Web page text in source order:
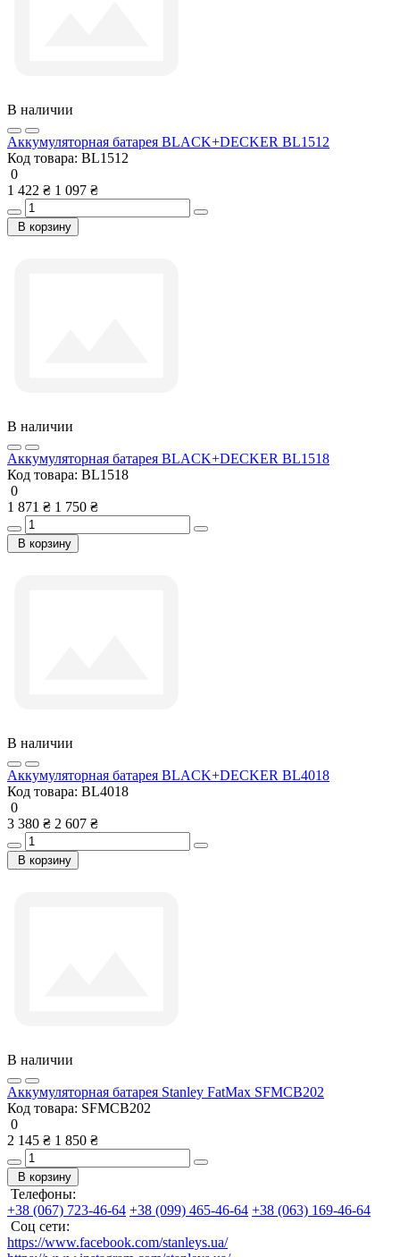
В наличии
Аккумуляторная батарея BLACK+DECKER BL1512
Код товара: BL1512
0
1 422 ₴ 1 097 ₴
В корзину
В наличии
Аккумуляторная батарея BLACK+DECKER BL1518
Код товара: BL1518
0
1 871 ₴ 1 750 ₴
В корзину
В наличии
Аккумуляторная батарея BLACK+DECKER BL4018
Код товара: BL4018
0
3 380 ₴ 2 607 ₴
В корзину
В наличии
Аккумуляторная батарея Stanley FatMax SFMCB202
Код товара: SFMCB202
0
2 145 ₴ 1 850 ₴
В корзину
Телефоны:
+38 (067) 723-46-64 +38 (099) 465-46-64 +38 (063) 169-46-64
Соц сети:
https://www.facebook.com/stanleys.ua/